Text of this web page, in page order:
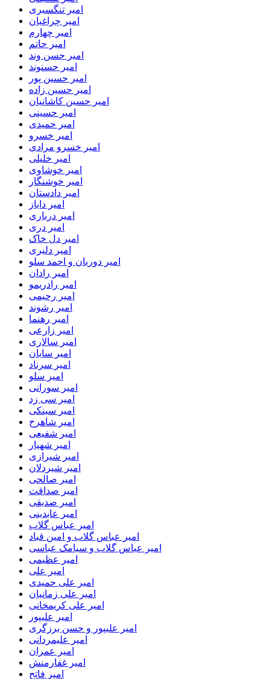
امیر تنگسیری
امیر چراغیان
امیر چهارم
امیر حاتم
امیر حسن وند
امیر حسنوند
امیر حسین پور
امیر حسین زاده
امیر حسین کاشانیان
امیر حسینی
امیر حمیدی
امیر خسرو
امیر خسرو مرادی
امیر خلیلی
امیر خوشاوی
امیر خوشنگار
امیر دادستان
امیر دایاز
امیر درباری
امیر دری
امیر دل خاک
امیر دلیری
امیر دوربان و احمد سلو
امیر رادان
امیر رادریمو
امیر رحیمی
امیر رشوند
امیر رهنما
امیر زارعی
امیر سالاری
امیر سایان
امیر سرناد
امیر سلو
امیر سورانی
امیر سی زد
امیر سینکی
امیر شاهرخ
امیر شفیعی
امیر شهیار
امیر شیرازی
امیر شیردلان
امیر صالحی
امیر صداقت
امیر صدیقی
امیر عابدینی
امیر عباس گلاب
امیر عباس گلاب و امین قباد
امیر عباس گلاب و سیامک عباسی
امیر عظیمی
امیر علی
امیر علی حمیدی
امیر علی زمانیان
امیر علی کریمخانی
امیر علیپور
امیر علیپور و حسن برزگری
امیر علیمردانی
امیر عمران
امیر غفارمنش
امیر فاتح